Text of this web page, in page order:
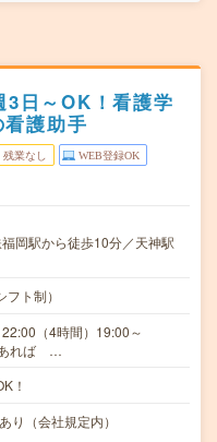
3日～OK！看護学
護助手
残業なし WEB登録OK
岡駅から徒歩10分／天神駅
ト制）
（4時間）19:00～
あれば …
！
（会社規定内）